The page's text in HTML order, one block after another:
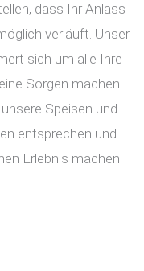
dass Ihr Anlass
verläuft. Unser
sich um alle Ihre
Sorgen machen
Speisen und
entsprechen und
Erlebnis machen